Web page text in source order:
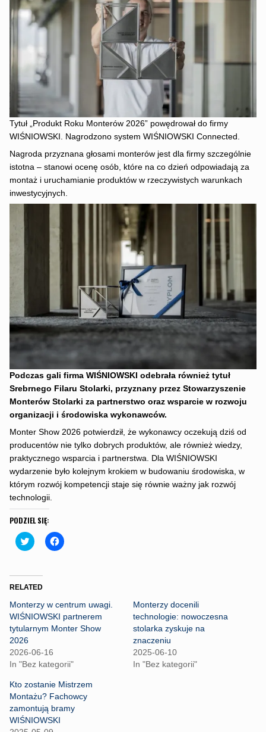
Tytuł „Produkt Roku Monterów 2026” powędrował do firmy
WIŚNIOWSKI. Nagrodzono system WIŚNIOWSKI Connected.
Nagroda przyznana głosami monterów jest dla firmy szczególnie
istotna – stanowi ocenę osób, które na co dzień odpowiadają za
montaż i uruchamianie produktów w rzeczywistych warunkach
inwestycyjnych.
Podczas gali firma WIŚNIOWSKI odebrała również tytuł
Srebrnego Filaru Stolarki, przyznany przez Stowarzyszenie
Monterów Stolarki za partnerstwo oraz wsparcie w rozwoju
organizacji i środowiska wykonawców.
Monter Show 2026 potwierdził, że wykonawcy oczekują dziś od
producentów nie tylko dobrych produktów, ale również wiedzy,
praktycznego wsparcia i partnerstwa. Dla WIŚNIOWSKI
wydarzenie było kolejnym krokiem w budowaniu środowiska, w
którym rozwój kompetencji staje się równie ważny jak rozwój
technologii.
PODZIEL SIĘ:
C
l
t
o
h
a
r
o
T
w
i
e
r
(
O
p
e
C
l
h
a
r
e
o
c
o
o
k
(
O
p
RELATED
Monterzy w centrum uwagi.
WIŚNIOWSKI partnerem
tytularnym Monter Show
2026
2026-06-16
In "Bez kategorii"
Monterzy docenili
technologie: nowoczesna
stolarka zyskuje na
znaczeniu
2025-06-10
In "Bez kategorii"
Kto zostanie Mistrzem
Montażu? Fachowcy
zamontują bramy
WIŚNIOWSKI